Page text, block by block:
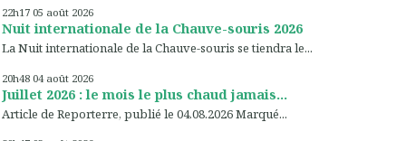
22h17 05 août 2026
Nuit internationale de la Chauve-souris 2026
La Nuit internationale de la Chauve-souris se tiendra le...
20h48 04 août 2026
Juillet 2026 : le mois le plus chaud jamais...
Article de Reporterre, publié le 04.08.2026 Marqué...